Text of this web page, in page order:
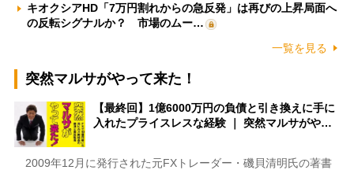
キオクシアHD「7万円割れからの急反発」は再びの上昇局面へ
の反転シグナルか？ 市場のムー…
一覧を見る
突然マルサがやって来た！
【最終回】1億6000万円の負債と引き換えに手に
入れたプライスレスな経験 ｜ 突然マルサがや…
2009年12月に発行された元FXトレーダー・磯貝清明氏の著書